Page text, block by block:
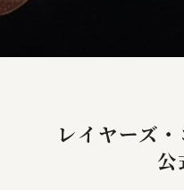
レイヤーズ
公